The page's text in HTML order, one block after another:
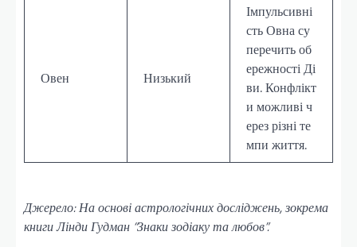
Овен Низький
Імпульсивні
сть Овна су
перечить об
ережності Ді
ви. Конфлікт
и можливі ч
ерез різні те
мпи життя.
Джерело: На основі астрологічних досліджень, зокрема
книги Лінди Гудман “Знаки зодіаку та любов”.